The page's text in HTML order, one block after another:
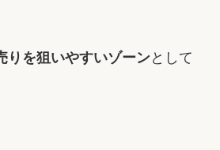
りを狙いやすいゾーンとして